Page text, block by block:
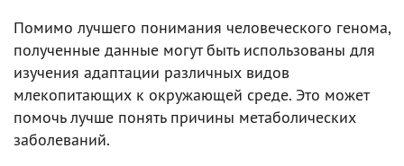
Помимо лучшего понимания человеческого генома,
полученные данные могут быть использованы для
изучения адаптации различных видов
млекопитающих к окружающей среде. Это может
помочь лучше понять причины метаболических
заболеваний.